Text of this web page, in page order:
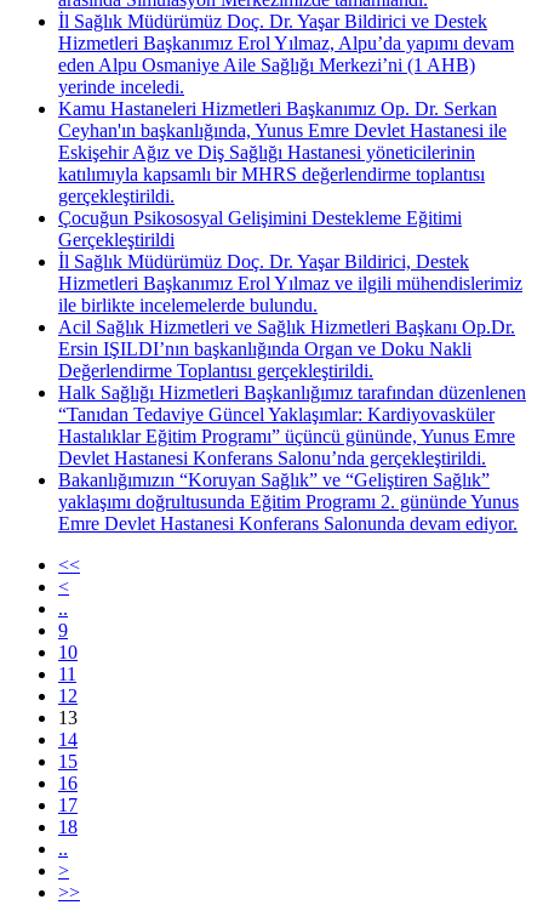
İl Sağlık Müdürümüz Doç. Dr. Yaşar Bildirici ve Destek
Hizmetleri Başkanımız Erol Yılmaz, Alpu’da yapımı devam
eden Alpu Osmaniye Aile Sağlığı Merkezi’ni (1 AHB)
yerinde inceledi.
Kamu Hastaneleri Hizmetleri Başkanımız Op. Dr. Serkan
Ceyhan'ın başkanlığında, Yunus Emre Devlet Hastanesi ile
Eskişehir Ağız ve Diş Sağlığı Hastanesi yöneticilerinin
katılımıyla kapsamlı bir MHRS değerlendirme toplantısı
gerçekleştirildi.
Çocuğun Psikososyal Gelişimini Destekleme Eğitimi
Gerçekleştirildi
İl Sağlık Müdürümüz Doç. Dr. Yaşar Bildirici, Destek
Hizmetleri Başkanımız Erol Yılmaz ve ilgili mühendislerimiz
ile birlikte incelemelerde bulundu.
Acil Sağlık Hizmetleri ve Sağlık Hizmetleri Başkanı Op.Dr.
Ersin IŞILDI’nın başkanlığında Organ ve Doku Nakli
Değerlendirme Toplantısı gerçekleştirildi.
Halk Sağlığı Hizmetleri Başkanlığımız tarafından düzenlenen
“Tanıdan Tedaviye Güncel Yaklaşımlar: Kardiyovasküler
Hastalıklar Eğitim Programı” üçüncü gününde, Yunus Emre
Devlet Hastanesi Konferans Salonu’nda gerçekleştirildi.
Bakanlığımızın “Koruyan Sağlık” ve “Geliştiren Sağlık”
yaklaşımı doğrultusunda Eğitim Programı 2. gününde Yunus
Emre Devlet Hastanesi Konferans Salonunda devam ediyor.
<<
<
..
9
10
11
12
13
14
15
16
17
18
..
>
>>